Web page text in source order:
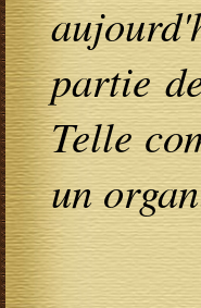
partie
Telle
un